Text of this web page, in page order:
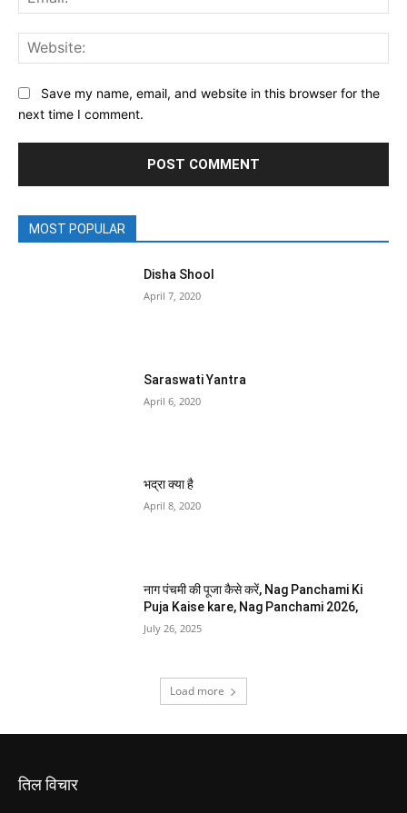
Save my name, email, and website in this browser for the
next time I comment.
MOST POPULAR
Disha Shool
April 7, 2020
Saraswati Yantra
April 6, 2020
भद्रा क्या है
April 8, 2020
नाग पंचमी की पूजा कैसे करें, Nag Panchami Ki
Puja Kaise kare, Nag Panchami 2026,
July 26, 2025
Load more
तिल विचार